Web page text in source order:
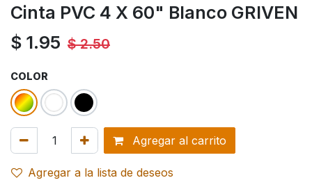
Cinta PVC 4 X 60" Blanco GRIVEN
$ 1.95 $2.50
COLOR
Agregar al carrito
Agregar a la lista de deseos